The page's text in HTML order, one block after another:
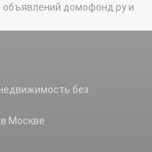
объявлений домофонд.ру и
без
Москве